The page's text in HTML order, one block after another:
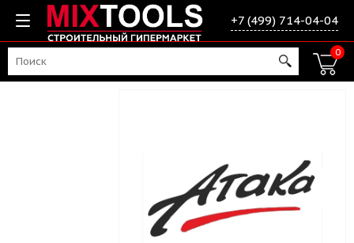
+7 (499) 714-04-04
0